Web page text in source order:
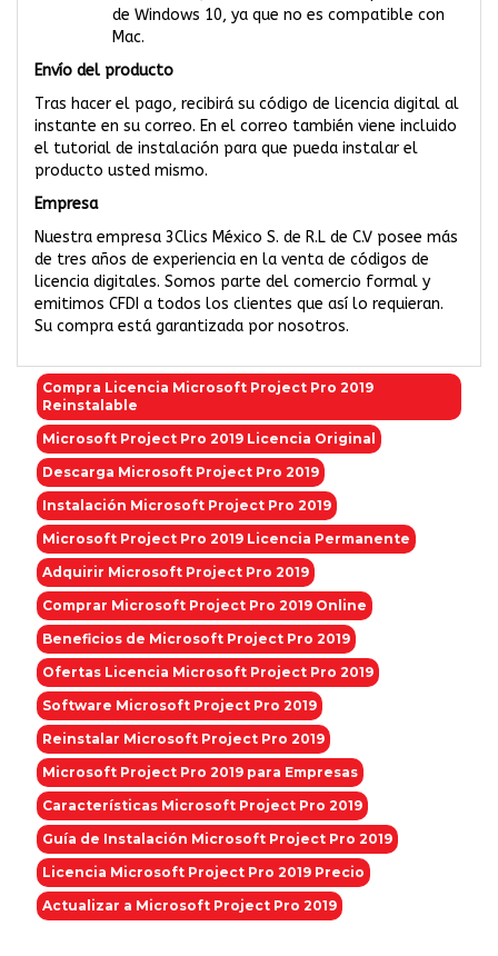
de Windows 10, ya que no es compatible con
Mac.
Envío del producto
Tras hacer el pago, recibirá su código de licencia digital al
instante en su correo. En el correo también viene incluido
el tutorial de instalación para que pueda instalar el
producto usted mismo.
Empresa
Nuestra empresa 3Clics México S. de R.L de C.V posee más
de tres años de experiencia en la venta de códigos de
licencia digitales. Somos parte del comercio formal y
emitimos CFDI a todos los clientes que así lo requieran.
Su compra está garantizada por nosotros.
Compra Licencia Microsoft Project Pro 2019
Reinstalable
Microsoft Project Pro 2019 Licencia Original
Descarga Microsoft Project Pro 2019
Instalación Microsoft Project Pro 2019
Microsoft Project Pro 2019 Licencia Permanente
Adquirir Microsoft Project Pro 2019
Comprar Microsoft Project Pro 2019 Online
Beneficios de Microsoft Project Pro 2019
Ofertas Licencia Microsoft Project Pro 2019
Software Microsoft Project Pro 2019
Reinstalar Microsoft Project Pro 2019
Microsoft Project Pro 2019 para Empresas
Características Microsoft Project Pro 2019
Guía de Instalación Microsoft Project Pro 2019
Licencia Microsoft Project Pro 2019 Precio
Actualizar a Microsoft Project Pro 2019